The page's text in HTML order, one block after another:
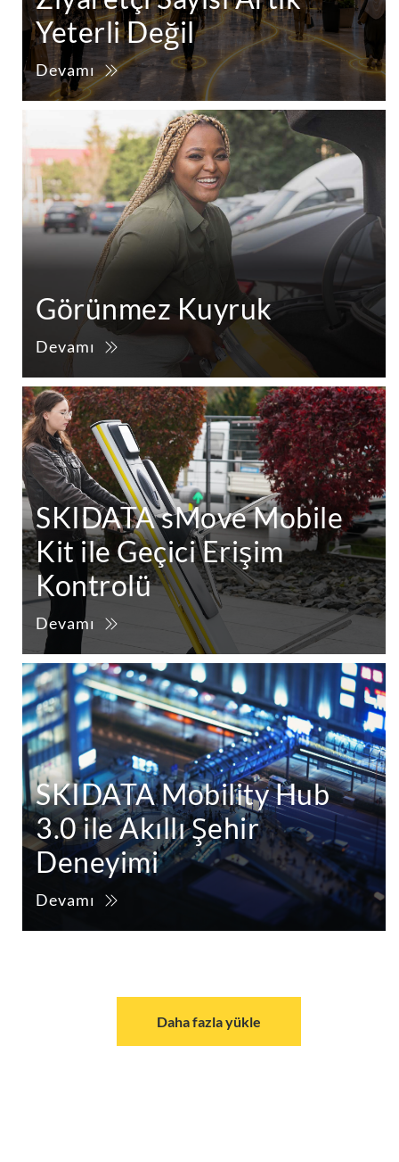
Yeterli Değil
Devamı
Görünmez Kuyruk
Devamı
SKIDATA sMove Mobile
Kit ile Geçici Erişim
Kontrolü
Devamı
SKIDATA Mobility Hub
3.0 ile Akıllı Şehir
Deneyimi
Devamı
Daha fazla yükle